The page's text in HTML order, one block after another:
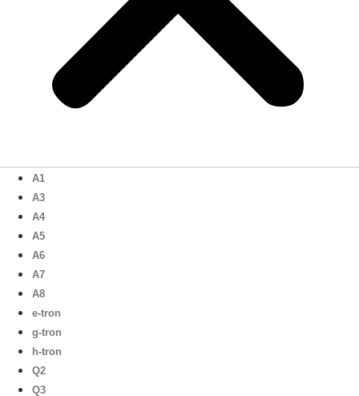
A1
A3
A4
A5
A6
A7
A8
e-tron
g-tron
h-tron
Q2
Q3